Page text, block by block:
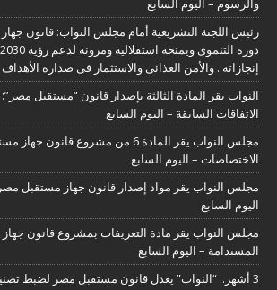
رئيس اللجنة التشريعية أمام مجلس النواب: قانون
إنجازاته.. والأمن الغذائى والاستثمار فى صدارة
النواب يقر المادة الثالثة بإصدار قانون “مستقبل
الاتفاقات السابقة – اليوم السابع
مجلس النواب يقر المادة 6 من مشروع
الاختصاصات – اليوم السابع
مجلس النواب يقر مواد إصدار قانون جهاز مستقبل مصر
اليوم السابع
مجلس النواب يقر مادة التعريفات بمشروع قانون
المستدامة – اليوم السابع
3 أشهر.. “النواب” يعدل قانون مستقبل مصر لضبط